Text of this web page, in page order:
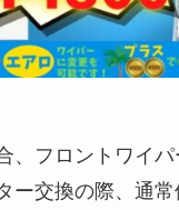
、フロントワイパ
ー交換の際、通